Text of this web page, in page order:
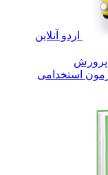
اردو آنلاین
پرورش
استخدامی